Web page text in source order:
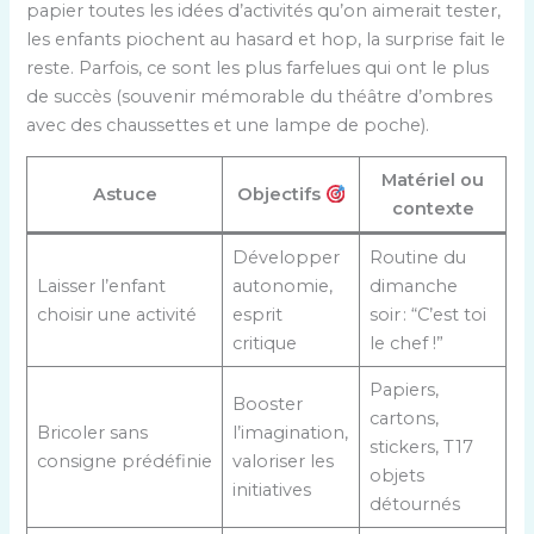
papier toutes les idées d’activités qu’on aimerait tester,
les enfants piochent au hasard et hop, la surprise fait le
reste. Parfois, ce sont les plus farfelues qui ont le plus
de succès (souvenir mémorable du théâtre d’ombres
avec des chaussettes et une lampe de poche).
Astuce Objectifs
Matériel ou
contexte
Laisser l’enfant
choisir une activité
Développer
autonomie,
esprit
critique
Routine du
dimanche
soir : “C’est toi
le chef !”
Bricoler sans
consigne prédéfinie
Booster
l’imagination,
valoriser les
initiatives
Papiers,
cartons,
stickers, T17
objets
détournés